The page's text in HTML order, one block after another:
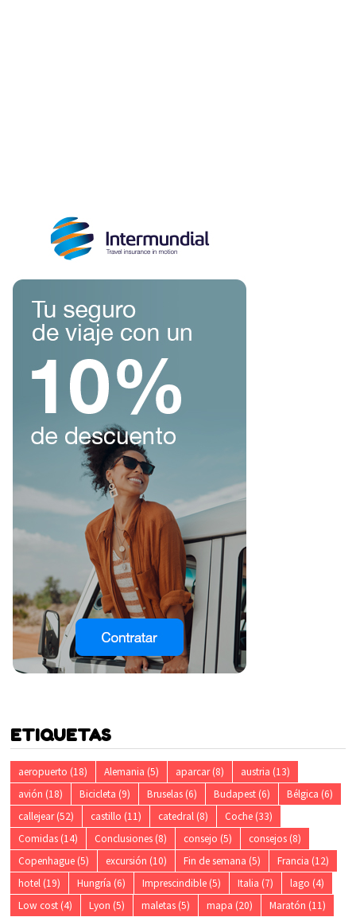
ETIQUETAS
aeropuerto (18) Alemania (5) aparcar(8) austria (13)
avión (18) Bicicleta (9) Bruselas(6) Budapest(6) Bélgica (6)
callejear(52) castillo (11) catedral(8) Coche(33)
Comidas(14) Conclusiones(8) consejo (5) consejos(8)
Copenhague(5) excursión (10) Fin de semana (5) Francia (12)
hotel(19) Hungría (6) Imprescindible(5) Italia (7) lago (4)
Low cost(4) Lyon (5) maletas(5) mapa (20) Maratón (11)